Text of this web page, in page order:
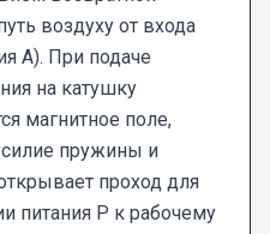
воздуху от входа
A). При подаче
на катушку
магнитное поле,
пружины и
проход для
питания P к рабочему